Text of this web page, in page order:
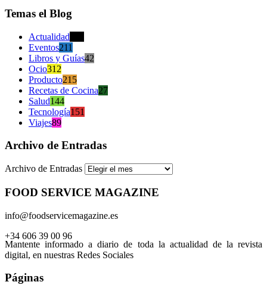
Temas el Blog
Actualidad
Eventos211
Libros y Guías42
Ocio312
Producto215
Recetas de Cocina27
Salud144
Tecnología151
Viajes89
Archivo de Entradas
Archivo de Entradas
FOOD SERVICE MAGAZINE
info@foodservicemagazine.es
+34 606 39 00 96
Mantente informado a diario de toda la actualidad de la revista
digital, en nuestras Redes Sociales
Páginas